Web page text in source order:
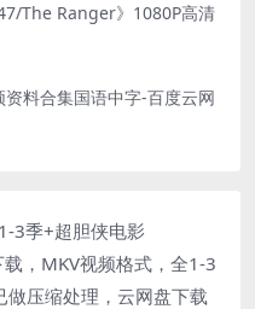
The Ranger》1080P高清
料合集国语中字-百度云网
3季+超胆侠电影
，MKV视频格式，全1-3
压缩处理，云网盘下载